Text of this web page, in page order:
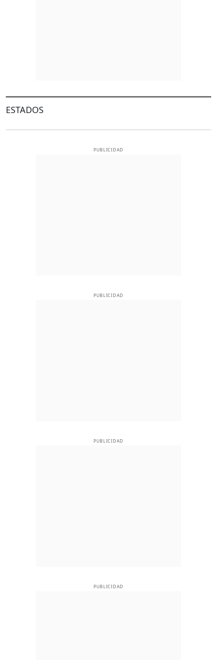
ESTADOS
PUBLICIDAD
PUBLICIDAD
PUBLICIDAD
PUBLICIDAD